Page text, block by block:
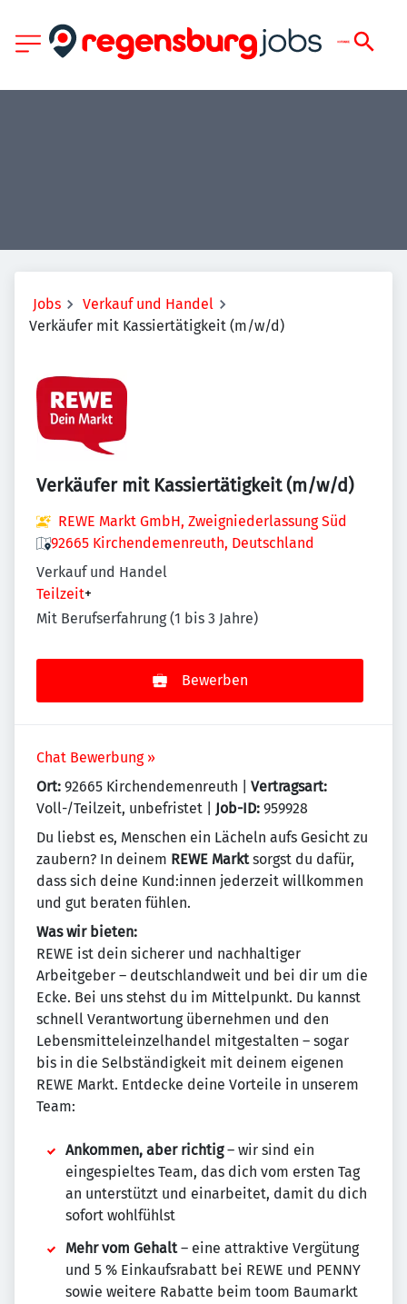
Jobs
Verkauf und Handel
Verkäufer mit Kassiertätigkeit (m/w/d)
Verkäufer mit Kassiertätigkeit (m/w/d)
REWE Markt GmbH, Zweigniederlassung Süd
92665 Kirchendemenreuth, Deutschland
Verkauf und Handel
Teilzeit+
Mit Berufserfahrung (1 bis 3 Jahre)
Bewerben
Chat Bewerbung »
Ort: 92665 Kirchendemenreuth | Vertragsart:
Voll-/Teilzeit, unbefristet | Job-ID: 959928
Du liebst es, Menschen ein Lächeln aufs Gesicht zu
zaubern? In deinem REWE Marktsorgst du dafür,
dass sich deine Kund:innen jederzeit willkommen
und gut beraten fühlen.
Was wir bieten:
REWE ist dein sicherer und nachhaltiger
Arbeitgeber – deutschlandweit und bei dir um die
Ecke. Bei uns stehst du im Mittelpunkt. Du kannst
schnell Verantwortung übernehmen und den
Lebensmitteleinzelhandel mitgestalten – sogar
bis in die Selbständigkeit mit deinem eigenen
REWE Markt. Entdecke deine Vorteile in unserem
Team:
Ankommen, aber richtig– wir sind ein
eingespieltes Team, das dich vom ersten Tag
an unterstützt und einarbeitet, damit du dich
sofort wohlfühlst
Mehr vom Gehalt– eine attraktive Vergütung
und 5 % Einkaufsrabatt bei REWE und PENNY
sowie weitere Rabatte beim toom Baumarkt